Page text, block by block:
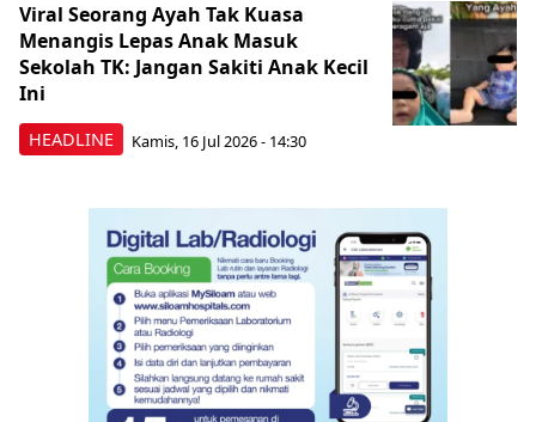
HEADLINE
Viral Seorang Ayah Tak Kuasa
Menangis Lepas Anak Masuk
Sekolah TK: Jangan Sakiti Anak Kecil
Ini
Kamis, 16 Jul 2026 - 14:30